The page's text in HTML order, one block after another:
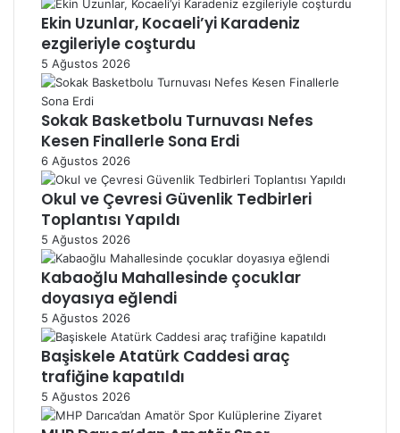
Ekin Uzunlar, Kocaeli’yi Karadeniz
ezgileriyle coşturdu
5 Ağustos 2026
Sokak Basketbolu Turnuvası Nefes
Kesen Finallerle Sona Erdi
6 Ağustos 2026
Okul ve Çevresi Güvenlik Tedbirleri
Toplantısı Yapıldı
5 Ağustos 2026
Kabaoğlu Mahallesinde çocuklar
doyasıya eğlendi
5 Ağustos 2026
Başiskele Atatürk Caddesi araç
trafiğine kapatıldı
5 Ağustos 2026